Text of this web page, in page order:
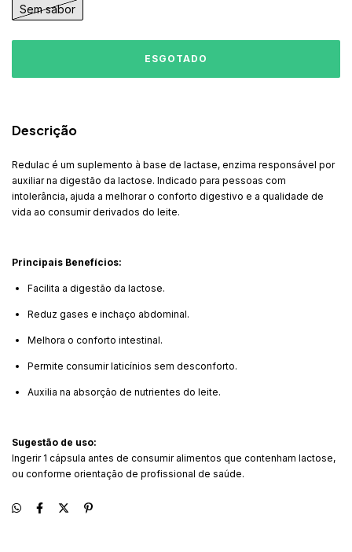
Sem sabor
Descrição
Redulac é um suplemento à base de lactase, enzima responsável por
auxiliar na digestão da lactose. Indicado para pessoas com
intolerância, ajuda a melhorar o conforto digestivo e a qualidade de
vida ao consumir derivados do leite.
Principais Benefícios:
Facilita a digestão da lactose.
Reduz gases e inchaço abdominal.
Melhora o conforto intestinal.
Permite consumir laticínios sem desconforto.
Auxilia na absorção de nutrientes do leite.
Sugestão de uso:
Ingerir 1 cápsula antes de consumir alimentos que contenham lactose,
ou conforme orientação de profissional de saúde.